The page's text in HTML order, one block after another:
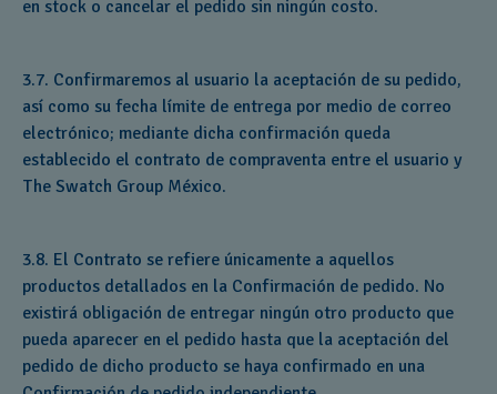
en stock o cancelar el pedido sin ningún costo.
3.7. Confirmaremos al usuario la aceptación de su pedido,
así como su fecha límite de entrega por medio de correo
electrónico; mediante dicha confirmación queda
establecido el contrato de compraventa entre el usuario y
The Swatch Group México.
3.8. El Contrato se refiere únicamente a aquellos
productos detallados en la Confirmación de pedido. No
existirá obligación de entregar ningún otro producto que
pueda aparecer en el pedido hasta que la aceptación del
pedido de dicho producto se haya confirmado en una